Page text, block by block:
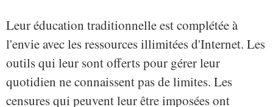
Leur éducation traditionnelle est complétée à
l'envie avec les ressources illimitées d'Internet. Les
outils qui leur sont offerts pour gérer leur
quotidien ne connaissent pas de limites. Les
censures qui peuvent leur être imposées ont